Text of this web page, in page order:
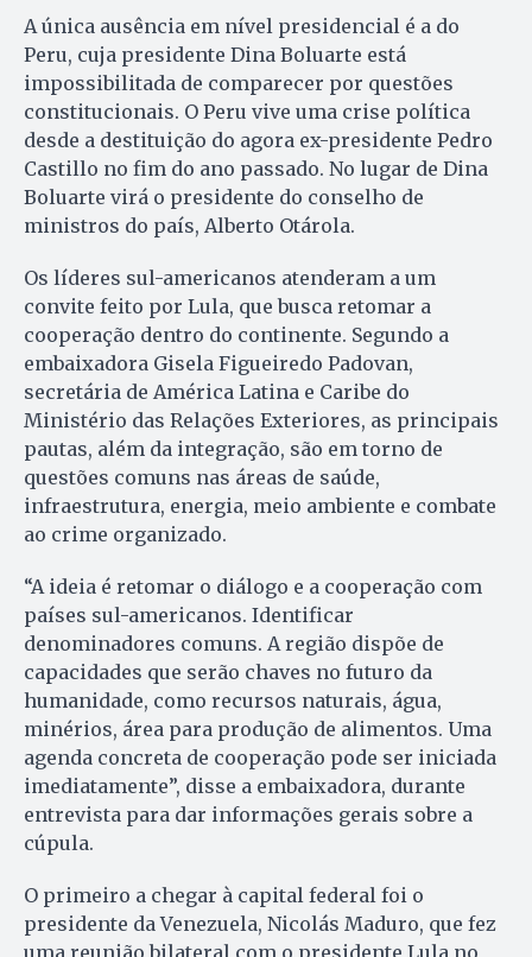
A única ausência em nível presidencial é a do
Peru, cuja presidente Dina Boluarte está
impossibilitada de comparecer por questões
constitucionais. O Peru vive uma crise política
desde a destituição do agora ex-presidente Pedro
Castillo no fim do ano passado. No lugar de Dina
Boluarte virá o presidente do conselho de
ministros do país, Alberto Otárola.
Os líderes sul-americanos atenderam a um
convite feito por Lula, que busca retomar a
cooperação dentro do continente. Segundo a
embaixadora Gisela Figueiredo Padovan,
secretária de América Latina e Caribe do
Ministério das Relações Exteriores, as principais
pautas, além da integração, são em torno de
questões comuns nas áreas de saúde,
infraestrutura, energia, meio ambiente e combate
ao crime organizado.
“A ideia é retomar o diálogo e a cooperação com
países sul-americanos. Identificar
denominadores comuns. A região dispõe de
capacidades que serão chaves no futuro da
humanidade, como recursos naturais, água,
minérios, área para produção de alimentos. Uma
agenda concreta de cooperação pode ser iniciada
imediatamente”, disse a embaixadora, durante
entrevista para dar informações gerais sobre a
cúpula.
O primeiro a chegar à capital federal foi o
presidente da Venezuela, Nicolás Maduro, que fez
uma reunião bilateral com o presidente Lula no